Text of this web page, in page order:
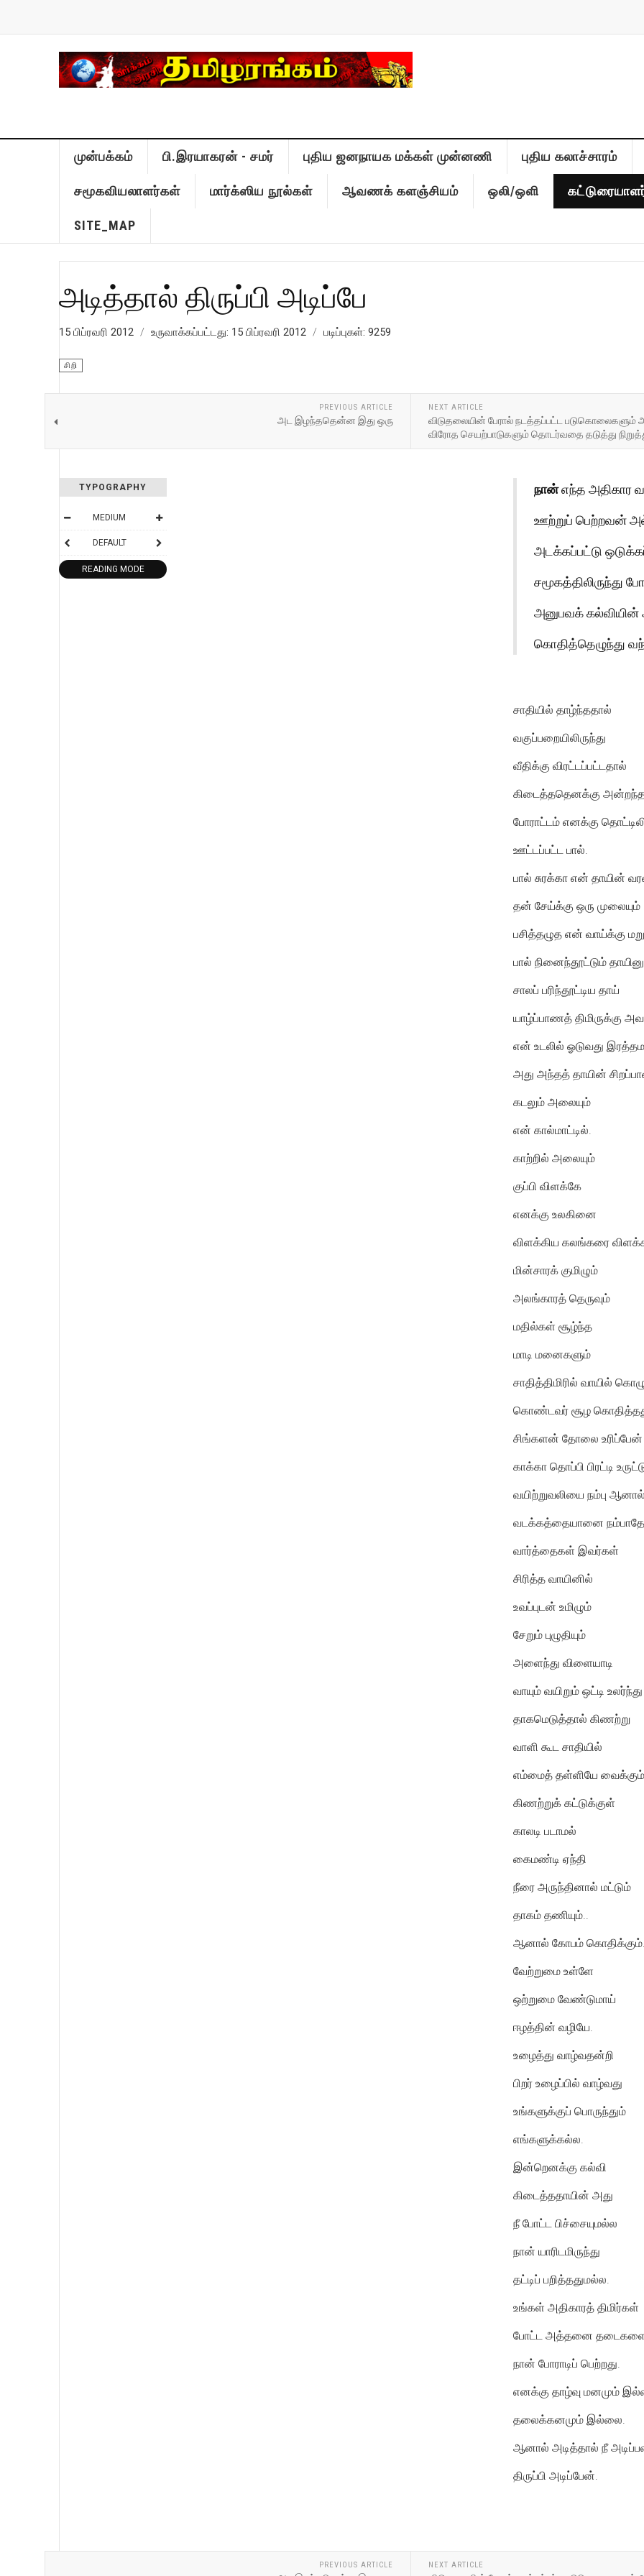
முன்பக்கம் பி.இரயாகரன் - சமர் புதிய ஜனநாயக மக்கள் முன்னணி புதிய கலாச்சாரம்
சமூகவியலாளர்கள் மார்க்ஸிய நூல்கள் ஆவணக் களஞ்சியம் ஒலி/ஒளி
SITE_MAP
அடித்தால் திருப்பி அடிப்பே
15 பிப்ரவரி 2012 உருவாக்கப்பட்டது: 15 பிப்ரவரி 2012 படிப்புகள்: 9259
சிறி
PREVIOUS ARTICLE
அட இழந்ததென்ன இது ஒரு
NEXT ARTICLE
விடுதலையின் பேரால் நடத்தப்பட்ட
விரோத செயற்பாடுகளும் தொடர்வதை தடுத்து
TYPOGRAPHY
MEDIUM
DEFAULT
READING MODE
நான்எந்த அதிகார
ஊற்றுப் பெற்றவன்
அடக்கப்பட்டு
சமூகத்திலிருந்து
அனுபவக் கல்வியின்
கொதித்தெழுந்து
சாதியில் தாழ்ந்ததால்
வகுப்பறையிலிருந்து
வீதிக்கு விரட்டப்பட்டதால்
கிடைத்ததெனக்கு அன்றந்த
போராட்டம் எனக்கு
ஊட்டப்பட்ட பால்.
பால் சுரக்கா என் தாயின்
தன் சேய்க்கு ஒரு முலையும்
பசித்தழுத என் வாய்க்கு
பால் நினைந்தூட்டும்
சாலப் பரிந்தூட்டிய தாய்
யாழ்ப்பாணத் திமிருக்கு
என் உடலில் ஓடுவது
அது அந்தத் தாயின்
கடலும் அலையும்
என் கால்மாட்டில்.
காற்றில் அலையும்
குப்பி விளக்கே
எனக்கு உலகினை
விளக்கிய கலங்கரை
மின்சாரக் குமிழும்
அலங்காரத் தெருவும்
மதில்கள் சூழ்ந்த
மாடி மனைகளும்
சாதித்திமிரில் வாயில்
கொண்டவர் சூழ
சிங்களன் தோலை உரிப்பேன்
காக்கா தொப்பி பிரட்டி
வயிற்றுவலியை நம்பு
வடக்கத்தையானை நம்பாதே
வார்த்தைகள் இவர்கள்
சிரித்த வாயினில்
உவப்புடன் உமிழும்
சேறும் புழுதியும்
அளைந்து விளையாடி
வாயும் வயிறும் ஒட்டி உலர்ந்து
தாகமெடுத்தால் கிணற்று
வாளி கூட சாதியில்
எம்மைத் தள்ளியே
கிணற்றுக் கட்டுக்குள்
காலடி படாமல்
கைமண்டி ஏந்தி
நீரை அருந்தினால் மட்டும்
தாகம் தணியும்..
ஆனால் கோபம்
வேற்றுமை உள்ளே
ஒற்றுமை வேண்டுமாய்
ஈழத்தின் வழியே.
உழைத்து வாழ்வதன்றி
பிறர் உழைப்பில் வாழ்வது
உங்களுக்குப் பொருந்தும்
எங்களுக்கல்ல.
இன்றெனக்கு கல்வி
கிடைத்ததாயின் அது
நீ போட்ட பிச்சையுமல்ல
நான் யாரிடமிருந்து
தட்டிப் பறித்ததுமல்ல.
உங்கள் அதிகாரத் திமிர்கள்
போட்ட அத்தனை
நான் போராடிப் பெற்றது.
எனக்கு தாழ்வு மனமும்
தலைக்கனமும் இல்லை.
ஆனால் அடித்தால் நீ
திருப்பி அடிப்பேன்.
PREVIOUS ARTICLE NEXT ARTICLE